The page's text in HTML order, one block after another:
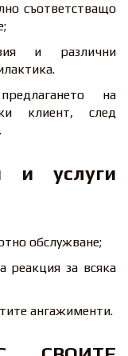
съответстващо
и различни
на
клиент, след
и услуги
обслужване;
реакция за всяка
ангажименти.